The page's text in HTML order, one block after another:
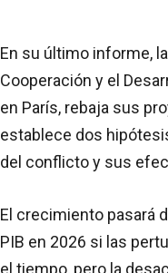
En su último informe,
Cooperación y el
en París, rebaja sus
establece dos
del conflicto y sus
El crecimiento pasará
PIB en 2026 si las
el tiempo, pero la